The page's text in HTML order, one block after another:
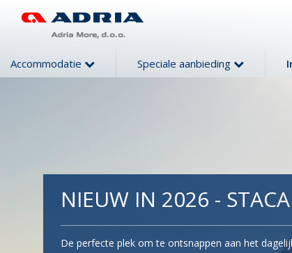
Accommodatie Speciale aanbieding
NIEUW IN 2026 -
De perfecte plek om te ontsnappen aan het